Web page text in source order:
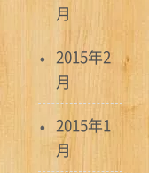
月
2015年2
月
2015年1
月